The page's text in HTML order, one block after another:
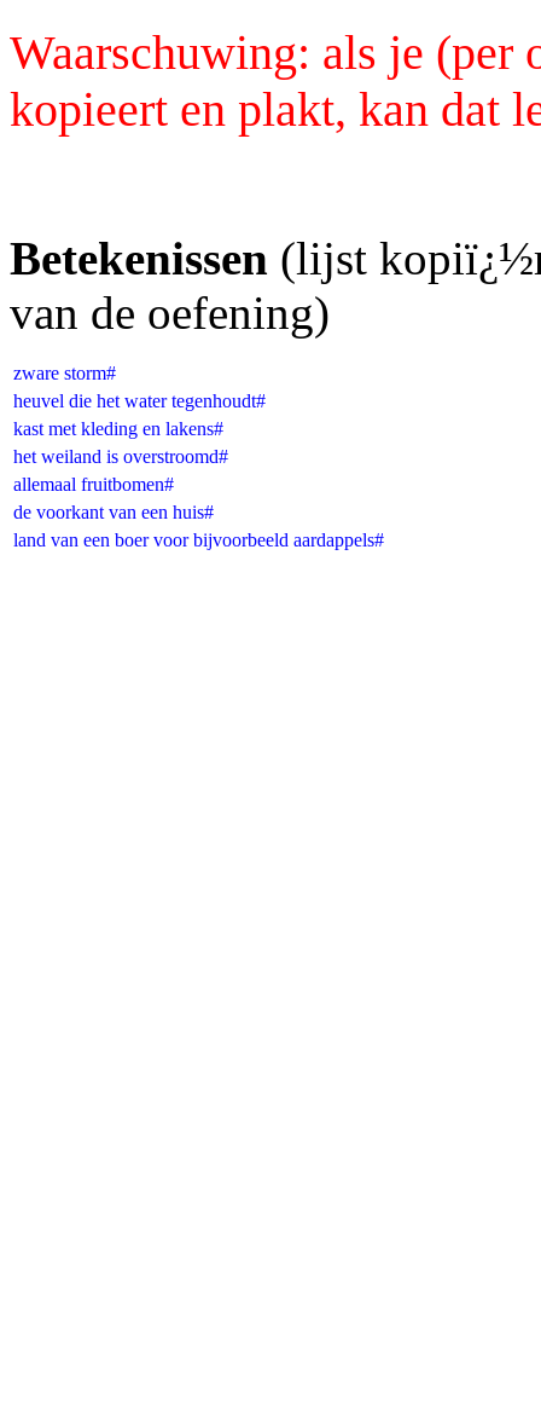
Waarschuwing: als je (per
kopieert en plakt, kan dat
Betekenissen (lijst
van de oefening)
zware storm#
heuvel die het water tegenhoudt#
kast met kleding en lakens#
het weiland is overstroomd#
allemaal fruitbomen#
de voorkant van een huis#
land van een boer voor bijvoorbeeld aardappels#